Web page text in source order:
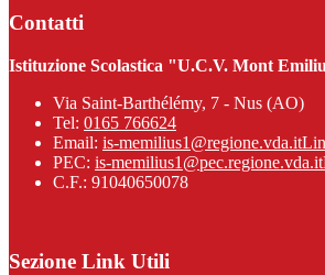
Contatti
Istituzione Scolastica "U.C.V. Mont
Via Saint-Barthélémy, 7 - Nus (AO)
Tel: 0165 766624
Email: is-memilius1@regione.vda.it
PEC: is-memilius1@pec.regione.vda.it
C.F.: 91040650078
Sezione Link Utili